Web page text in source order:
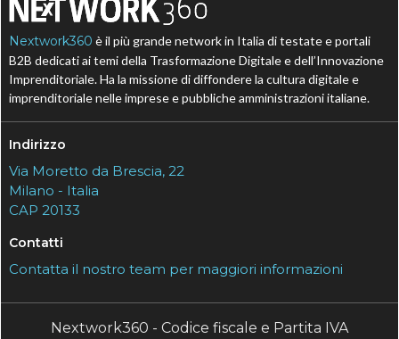
Nextwork360 è il più grande network in Italia di testate e portali
B2B dedicati ai temi della Trasformazione Digitale e dell’Innovazione
Imprenditoriale. Ha la missione di diffondere la cultura digitale e
imprenditoriale nelle imprese e pubbliche amministrazioni italiane.
Indirizzo
Via Moretto da Brescia, 22
Milano - Italia
CAP 20133
Contatti
Contatta il nostro team per maggiori informazioni
Nextwork360 - Codice fiscale e Partita IVA